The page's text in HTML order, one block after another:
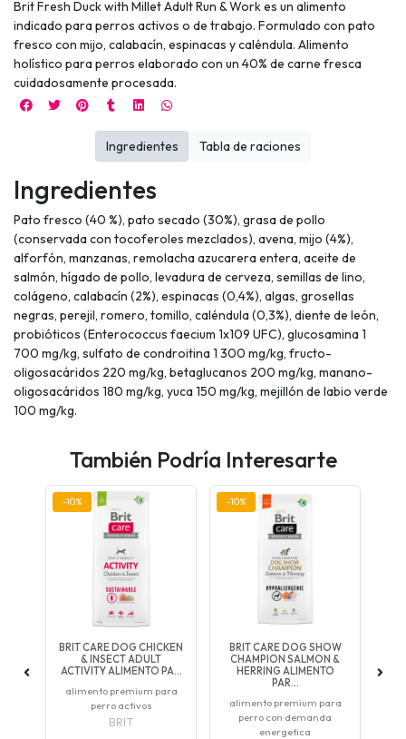
Brit Fresh Duck with Millet Adult Run & Work es un alimento
indicado para perros activos o de trabajo. Formulado con pato
fresco con mijo, calabacín, espinacas y caléndula. Alimento
holístico para perros elaborado con un 40% de carne fresca
cuidadosamente procesada.
Ingredientes
Pato fresco (40 %), pato secado (30%), grasa de pollo
(conservada con tocoferoles mezclados), avena, mijo (4%),
alforfón, manzanas, remolacha azucarera entera, aceite de
salmón, hígado de pollo, levadura de cerveza, semillas de lino,
colágeno, calabacín (2%), espinacas (0,4%), algas, grosellas
negras, perejil, romero, tomillo, caléndula (0,3%), diente de león,
probióticos (Enterococcus faecium 1x109 UFC), glucosamina 1
700 mg/kg, sulfato de condroitina 1 300 mg/kg, fructo-
oligosacáridos 220 mg/kg, betaglucanos 200 mg/kg, manano-
oligosacáridos 180 mg/kg, yuca 150 mg/kg, mejillón de labio verde
100 mg/kg.
Ingredientes Tabla de raciones
También Podría Interesarte
-10%
BRIT CARE DOG CHICKEN
& INSECT ADULT
ACTIVITY ALIMENTO PA...
alimento premium para
perro activos
BRIT
-10%
BRIT CARE DOG SHOW
CHAMPION SALMON &
HERRING ALIMENTO
PAR...
alimento premium para
perro con demanda
energetica